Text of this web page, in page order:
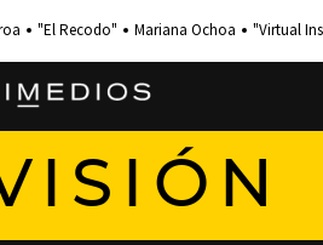
"El Recodo" Mariana Ochoa "Virtual